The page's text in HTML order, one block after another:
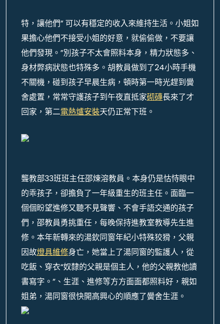
特，讓他們” 可以有穩定的收入來維持生活。小姐如
果擔心他們不接受小姐的好意，就偷偷做，不要讓
他們發現。”別孩子不太會照料本身，精力狀態多、
身材弊病狀態也特殊多。胡教員做到了24小時手機
不關機，碰到孩子早晨生病，頓時第一時光趕到黌
舍處置，常常守護孩子到午夜直抵家砌磚長來了才
回家，第二電熱爐安裝天仍正常下班。
聾教部33班班主任邵煉溶教員。本身仍是怙恃眼中
的乖孩子，卻擔負了一年級重生的班主任。面臨一
個個盼望進修又聽不見聲響、不會手語交通的孩子
們，邵教員勇挑重任，每晚保持進教室教導先生進
修。本年新轉來的湯欽同窗年紀小特殊狡猾，父親
因故燈具維修身亡，她當上了湯同窗的監護人，從
吃飯、穿衣“奴隸的父親是個主人，他的父親教他讀
書寫字。”、生涯、進修等方方面面都照料好，親如
姐弟，湯同窗很快開高興心的順應了黌舍生涯。